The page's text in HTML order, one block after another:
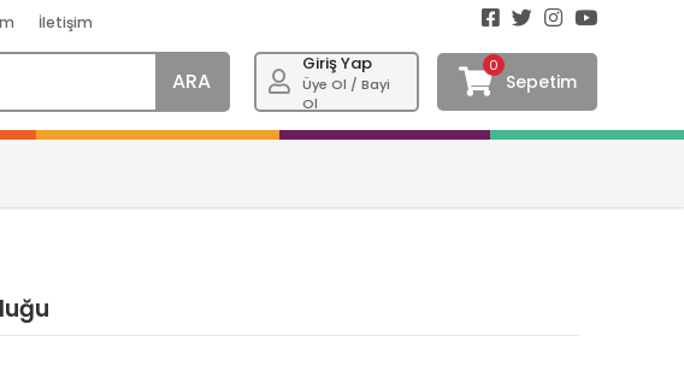
İletişim
ARA
Giriş Yap
Üye Ol / Bayi
Ol
0
Sepetim